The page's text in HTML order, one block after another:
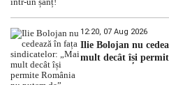
12:20, 07 Aug 2026
Ilie Bolojan nu
mult decât își